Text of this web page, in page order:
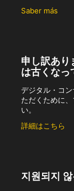
Saber más
申し訳あり
は古くなっ
デジタル・コ
ただくために
い。
詳細はこちら
지원되지